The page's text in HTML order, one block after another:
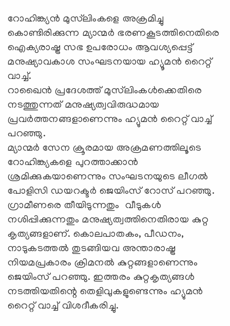
റോഹിങ്ക്യന്‍ മുസ്‌ലിംകളെ അക്രമിച്ചു
കൊണ്ടിരിക്കുന്ന മ്യാന്മര്‍ ഭരണകൂടത്തിനെതിരെ
ഐക്യരാഷ്ട്ര സഭ ഉപരോധം ആവശ്യപ്പെട്ട്
മനുഷ്യാവകാശ സംഘടനയായ ഹ്യൂമന്‍ റൈറ്റ്
വാച്ച്.
റാഖൈന്‍ പ്രദേശത്ത് മുസ്‌ലിംകള്‍ക്കെതിരെ
നടത്തുന്നത് മനുഷ്യത്വവിരുദ്ധമായ
പ്രവര്‍ത്തനങ്ങളാണെന്നും ഹ്യുമന്‍ റൈറ്റ് വാച്ച്
പറഞ്ഞു.
മ്യാന്മര്‍ സേന ക്രൂരമായ അക്രമണത്തിലൂടെ
റോഹിങ്ക്യകളെ പുറത്താക്കാന്‍
ശ്രമിക്കുകയാണെന്നും സംഘടനയുടെ ലീഗല്‍
പോളിസി ഡയറക്ടര്‍ ജെയിംസ് റോസ് പറഞ്ഞു.
ഗ്രാമീണരെ തീയിടുന്നതും വീടുകള്‍
നശിപ്പിക്കുന്നതും മനുഷ്യത്വത്തിനെതിരായ കുറ്റ
കൃത്യങ്ങളാണ്. കൊലപാതകം, പീഡനം,
നാടുകടത്തല്‍ തുടങ്ങിയവ അന്താരാഷ്ട്ര
നിയമപ്രകാരം ക്രിമനല്‍ കുറ്റങ്ങളാണെന്നും
ജെയിംസ് പറഞ്ഞു. ഇത്തരം കുറ്റകൃത്യങ്ങള്‍
നടത്തിയതിന്റെ തെളിവുകളുണ്ടെന്നും ഹ്യുമന്‍
റൈറ്റ് വാച്ച് വിശദീകരിച്ചു.